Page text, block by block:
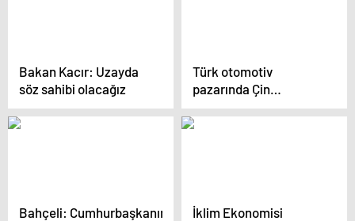
Bakan Kacır: Uzayda
söz sahibi olacağız
Türk otomotiv
pazarında Çin
markalarının payı
yüzde 10
Bahçeli: Cumhurbaşkanımız
İklim Ekonomisi